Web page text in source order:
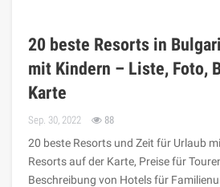
20 beste Resorts in
mit Kindern – Liste, Foto,
Karte
Sep. 30, 2022 88
20 beste Resorts und Zeit für Urlaub
Resorts auf der Karte, Preise für
Beschreibung von Hotels für